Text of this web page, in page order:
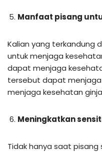
Manfaat pisang
Kalian yang terkandung
untuk menjaga
dapat menjaga
tersebut dapat
menjaga kesehatan
Meningkatkan
Tidak hanya saat